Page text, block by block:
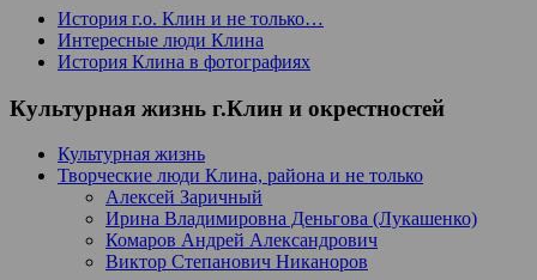
История г.о. Клин и не только…
Интересные люди Клина
История Клина в фотографиях
Культурная жизнь г.Клин и окрестностей
Культурная жизнь
Творческие люди Клина, района и не только
Алексей Заричный
Ирина Владимировна Деньгова (Лукашенко)
Комаров Андрей Александрович
Виктор Степанович Никаноров